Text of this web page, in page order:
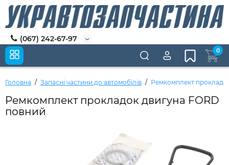
(067) 242-67-97
0
Головна Запасні частини до автомобілів Ремкомплект
Ремкомплект прокладок двигуна FORD
повний